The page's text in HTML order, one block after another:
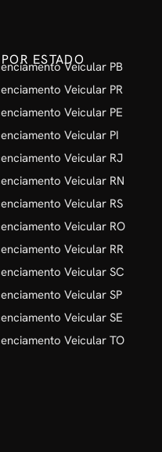
ESTADOVeicular PB
Veicular PR
Veicular PE
Veicular PI
Veicular RJ
Veicular RN
Veicular RS
Veicular RO
Veicular RR
Veicular SC
Veicular SP
Veicular SE
Veicular TO